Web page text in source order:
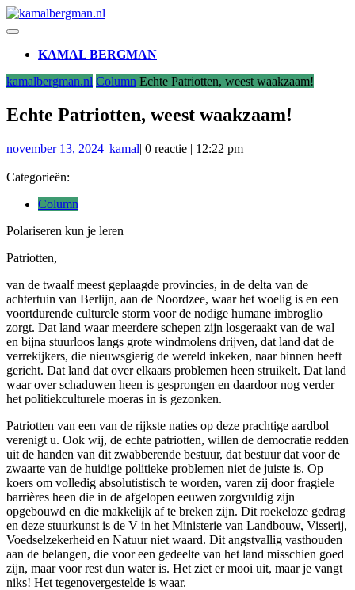
Ga
naar
inhoud
Open
KAMAL BERGMAN
SLUIT
kamalbergman.nl Column Echte Patriotten, weest waakzaam!
Echte Patriotten, weest waakzaam!
november 13, 2024november
| kamalkamal
| 0 reactie | 12:22 pm
Categorieën:
Column
Polariseren kun je leren
Patriotten,
van de twaalf meest geplaagde provincies, in de delta van de
achtertuin van Berlijn, aan de Noordzee, waar het woelig is en een
voortdurende culturele storm voor de nodige humane imbroglio
zorgt. Dat land waar meerdere schepen zijn losgeraakt van de wal
en bijna stuurloos langs grote windmolens drijven, dat land dat de
verrekijkers, die nieuwsgierig de wereld inkeken, naar binnen heeft
gericht. Dat land dat over elkaars problemen heen struikelt. Dat land
waar over schaduwen heen is gesprongen en daardoor nog verder
het politiekculturele moeras in is gezonken.
Patriotten van een van de rijkste naties op deze prachtige aardbol
verenigt u. Ook wij, de echte patriotten, willen de democratie redden
uit de handen van dit zwabberende bestuur, dat bestuur dat voor de
zwaarte van de huidige politieke problemen niet de juiste is. Op
koers om volledig absolutistisch te worden, varen zij door fragiele
barrières heen die in de afgelopen eeuwen zorgvuldig zijn
opgebouwd en die makkelijk af te breken zijn. Dit roekeloze gedrag
en deze stuurkunst is de V in het Ministerie van Landbouw, Visserij,
Voedselzekerheid en Natuur niet waard. Dit angstvallig vasthouden
aan de belangen, die voor een gedeelte van het land misschien goed
zijn, maar voor rest dun water is. Het ziet er mooi uit, maar je vangt
niks! Het tegenovergestelde is waar.